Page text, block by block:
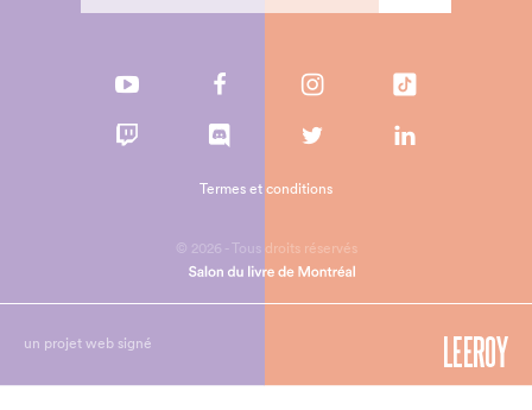
© 2026 - Tous droits réservés
Termes et conditions
un projet web signé